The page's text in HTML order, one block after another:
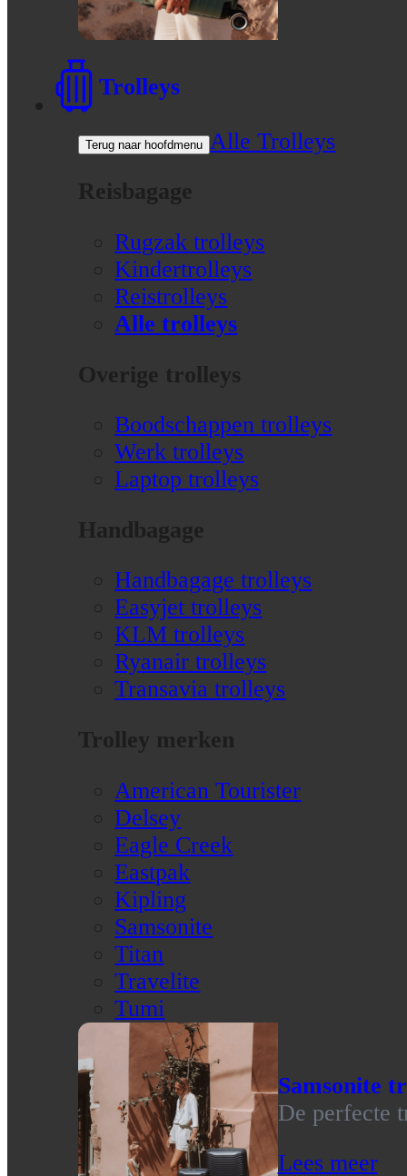
Trolleys
Terug naar hoofdmenu Alle Trolleys
Reisbagage
Rugzak trolleys
Kindertrolleys
Reistrolleys
Alle trolleys
Overige trolleys
Boodschappen trolleys
Werk trolleys
Laptop trolleys
Handbagage
Handbagage trolleys
Easyjet trolleys
KLM trolleys
Ryanair trolleys
Transavia trolleys
Trolley merken
American Tourister
Delsey
Eagle Creek
Eastpak
Kipling
Samsonite
Titan
Travelite
Tumi
Samsonite
De perfecte
Lees meer